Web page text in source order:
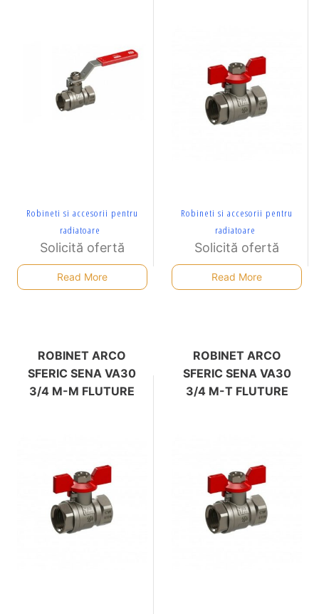
Robineti si accesorii pentru
radiatoare
Solicită ofertă
Read More
Robineti si accesorii pentru
radiatoare
Solicită ofertă
Read More
ROBINET ARCO
SFERIC SENA VA30
3/4 M-M FLUTURE
ROBINET ARCO
SFERIC SENA VA30
3/4 M-T FLUTURE